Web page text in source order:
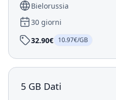
Bielorussia
30 giorni
32.90€ 10.97€/GB
5 GB Dati